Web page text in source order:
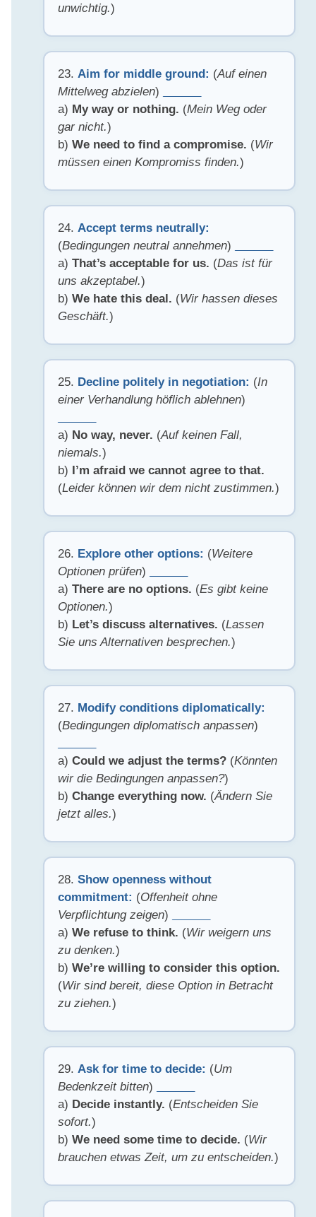
unwichtig.)
23. Aim for middle ground: (Auf einen
Mittelweg abzielen)
a) My way or nothing. (Mein Weg oder
gar nicht.)
b)We need to find a compromise. (Wir
müssen einen Kompromiss finden.)
24. Accept terms neutrally:
(Bedingungen neutral annehmen)
a)That’s acceptable for us. (Das ist für
uns akzeptabel.)
b)We hate this deal. (Wir hassen dieses
Geschäft.)
25. Decline politely in negotiation: (In
einer Verhandlung höflich ablehnen)
a) No way, never. (Auf keinen Fall,
niemals.)
b) I’m afraid we cannot agree to that.
(Leider können wir dem nicht zustimmen.)
26. Explore other options: (Weitere
Optionen prüfen)
a)There are no options. (Es gibt keine
Optionen.)
b) Let’s discuss alternatives. (Lassen
Sie uns Alternativen besprechen.)
27. Modify conditions diplomatically:
(Bedingungen diplomatisch anpassen)
a)Could we adjust the terms? (Könnten
wir die Bedingungen anpassen?)
b)Change everything now. (Ändern Sie
jetzt alles.)
28.Show openness without
commitment: (Offenheit ohne
Verpflichtung zeigen)
a)We refuse to think. (Wir weigern uns
zu denken.)
b)We’re willing to consider this option.
(Wir sind bereit, diese Option in Betracht
zu ziehen.)
29. Ask for time to decide: (Um
Bedenkzeit bitten)
a) Decide instantly. (Entscheiden Sie
sofort.)
b)We need some time to decide. (Wir
brauchen etwas Zeit, um zu entscheiden.)